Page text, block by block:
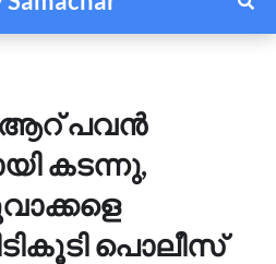
പവൻ
കടന്നു,
പൊലീസ്